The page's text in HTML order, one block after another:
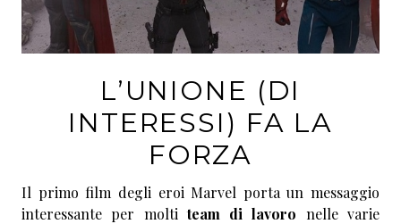
L’UNIONE (DI
INTERESSI) FA LA
FORZA
Il primo film degli eroi Marvel porta un messaggio
interessante per moltiteam di lavoro nelle varie